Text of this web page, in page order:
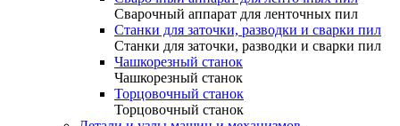
Сварочный аппарат для ленточных пил
Станки для заточки, разводки и сварки пил
Станки для заточки, разводки и сварки пил
Чашкорезный станок
Чашкорезный станок
Торцовочный станок
Торцовочный станок